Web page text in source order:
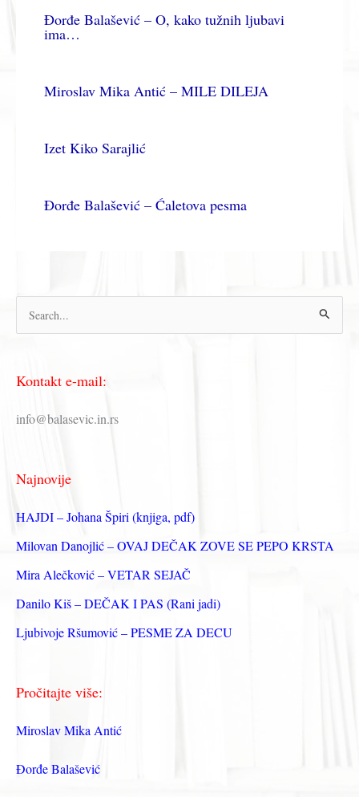
Đorđe Balašević – O, kako tužnih ljubavi
ima…
Miroslav Mika Antić – MILE DILEJA
Izet Kiko Sarajlić
Đorđe Balašević – Ćaletova pesma
р
т
а
з
а
Kontakt e-mail:
info@balasevic.in.rs
Najnovije
HAJDI – Johana Špiri (knjiga, pdf)
Milovan Danojlić – OVAJ DEČAK ZOVE SE PEPO KRSTA
Mira Alečković – VETAR SEJAČ
Danilo Kiš – DEČAK I PAS (Rani jadi)
Ljubivoje Ršumović – PESME ZA DECU
Pročitajte više:
Miroslav Mika Antić
Đorđe Balašević